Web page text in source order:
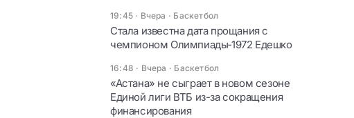
19:45 · Вчера · Баскетбол
Стала известна дата прощания с
чемпионом Олимпиады‑1972 Едешко
16:48 · Вчера · Баскетбол
«Астана» не сыграет в новом сезоне
Единой лиги ВТБ из-за сокращения
финансирования